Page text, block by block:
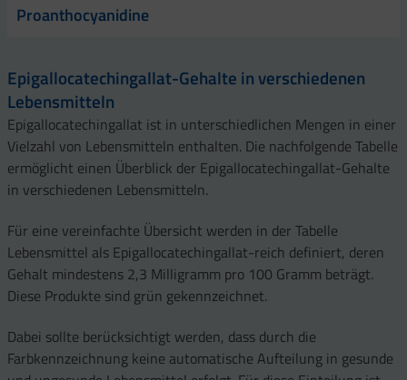
Proanthocyanidine
Epigallocatechingallat-Gehalte in verschiedenen
Lebensmitteln
Epigallocatechingallat ist in unterschiedlichen Mengen in einer
Vielzahl von Lebensmitteln enthalten. Die nachfolgende Tabelle
ermöglicht einen Überblick der Epigallocatechingallat-Gehalte
in verschiedenen Lebensmitteln.
Für eine vereinfachte Übersicht werden in der Tabelle
Lebensmittel als Epigallocatechingallat-reich definiert, deren
Gehalt mindestens 2,3 Milligramm pro 100 Gramm beträgt.
Diese Produkte sind grün gekennzeichnet.
Dabei sollte berücksichtigt werden, dass durch die
Farbkennzeichnung keine automatische Aufteilung in gesunde